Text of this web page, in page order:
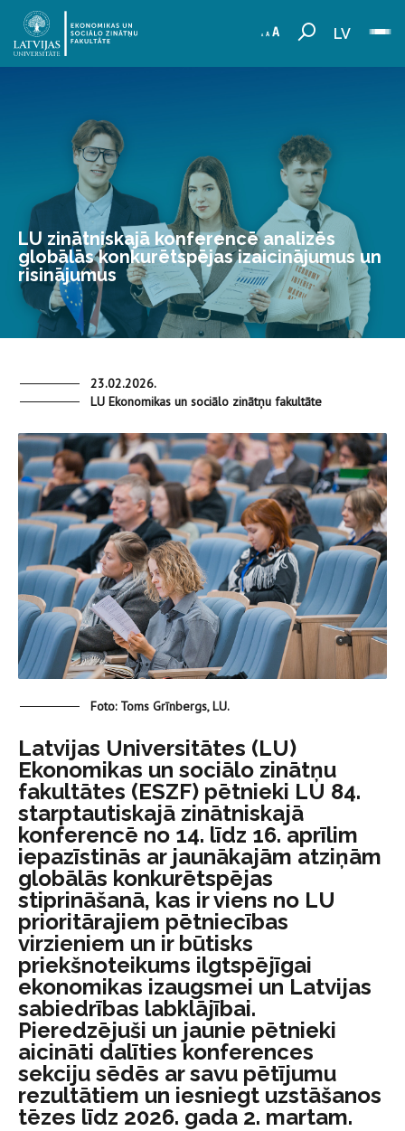
LV
LU zinātniskajā konferencē analizēs
globālās konkurētspējas izaicinājumus un
risinājumus
23.02.2026.
LU Ekonomikas un sociālo zinātņu fakultāte
Foto: Toms Grīnbergs, LU.
Latvijas Universitātes (LU)
Ekonomikas un sociālo zinātņu
fakultātes (ESZF) pētnieki LU 84.
starptautiskajā zinātniskajā
konferencē no 14. līdz 16. aprīlim
iepazīstinās ar jaunākajām atziņām
globālās konkurētspējas
stiprināšanā, kas ir viens no LU
prioritārajiem pētniecības
virzieniem un ir būtisks
priekšnoteikums ilgtspējīgai
ekonomikas izaugsmei un Latvijas
sabiedrības labklājībai.
Pieredzējuši un jaunie pētnieki
aicināti dalīties konferences
sekciju sēdēs ar savu pētījumu
rezultātiem un iesniegt uzstāšanos
tēzes līdz 2026. gada 2. martam.